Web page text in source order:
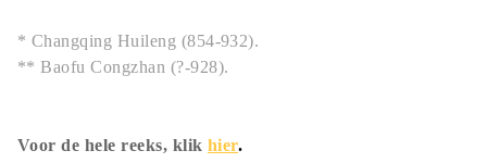
* Changqing Huileng (854-932).
** Baofu Congzhan (?-928).
Voor de hele reeks, klik hier.